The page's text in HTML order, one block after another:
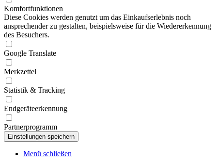
Komfortfunktionen
Diese Cookies werden genutzt um das Einkaufserlebnis noch
ansprechender zu gestalten, beispielsweise für die Wiedererkennung
des Besuchers.
Google Translate
Merkzettel
Statistik & Tracking
Endgeräteerkennung
Partnerprogramm
Menü schließen